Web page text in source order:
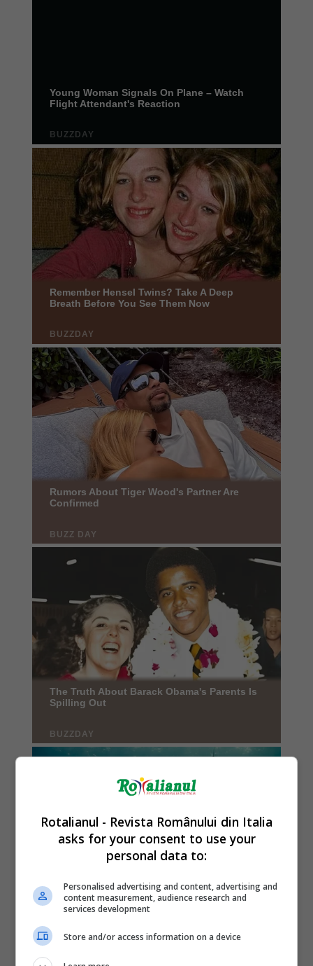
Rotalianul - Revista Românului din Italia
asks for your consent to use your
personal data to:
Personalised advertising and content, advertising and
content measurement, audience research and
services development
Store and/or access information on a device